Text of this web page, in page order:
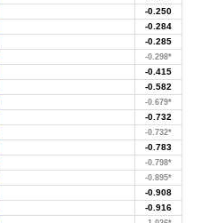
-0.250
-0.284
-0.285
-0.298*
-0.415
-0.582
-0.679*
-0.732
-0.732*
-0.783
-0.798*
-0.895*
-0.908
-0.916